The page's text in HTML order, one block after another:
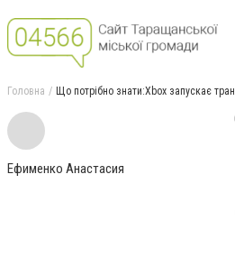
Головна Що потрібно знати:Xbox запускає
Ефименко Анастасия